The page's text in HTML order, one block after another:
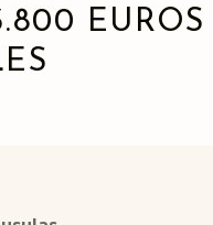
EUROS